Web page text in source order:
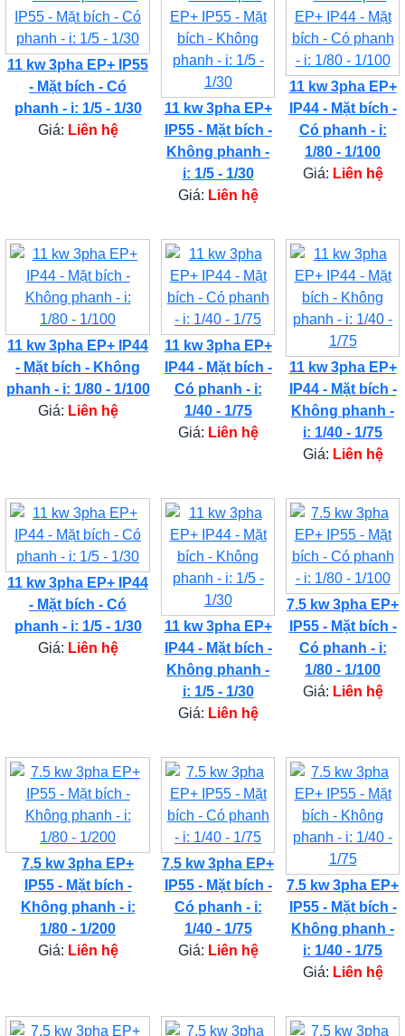
11 kw 3pha EP+ IP55
- Mặt bích - Có
phanh - i: 1/5 - 1/30
Giá: Liên hệ
11 kw 3pha EP+
IP55 - Mặt bích -
Không phanh -
i: 1/5 - 1/30
Giá: Liên hệ
11 kw 3pha EP+
IP44 - Mặt bích -
Có phanh - i:
1/80 - 1/100
Giá: Liên hệ
11 kw 3pha EP+ IP44
- Mặt bích - Không
phanh - i: 1/80 - 1/100
Giá: Liên hệ
11 kw 3pha EP+
IP44 - Mặt bích -
Có phanh - i:
1/40 - 1/75
Giá: Liên hệ
11 kw 3pha EP+
IP44 - Mặt bích -
Không phanh -
i: 1/40 - 1/75
Giá: Liên hệ
11 kw 3pha EP+ IP44
- Mặt bích - Có
phanh - i: 1/5 - 1/30
Giá: Liên hệ
11 kw 3pha EP+
IP44 - Mặt bích -
Không phanh -
i: 1/5 - 1/30
Giá: Liên hệ
7.5 kw 3pha EP+
IP55 - Mặt bích -
Có phanh - i:
1/80 - 1/100
Giá: Liên hệ
7.5 kw 3pha EP+
IP55 - Mặt bích -
Không phanh - i:
1/80 - 1/200
Giá: Liên hệ
7.5 kw 3pha EP+
IP55 - Mặt bích -
Có phanh - i:
1/40 - 1/75
Giá: Liên hệ
7.5 kw 3pha EP+
IP55 - Mặt bích -
Không phanh -
i: 1/40 - 1/75
Giá: Liên hệ